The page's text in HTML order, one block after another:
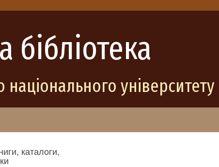
бібліотека
національного університету
каталоги,